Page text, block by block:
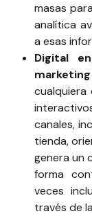
masas
analítica
a esas
Digital
cualquiera
canales,
tienda,
genera un
forma
veces
través de